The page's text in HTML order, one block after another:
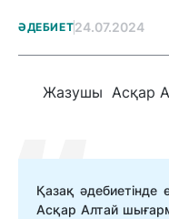
ӘДЕБИЕТ24.07.2024
Жазушы Асқар
Қазақ әдебиетінде
Асқар Алтай